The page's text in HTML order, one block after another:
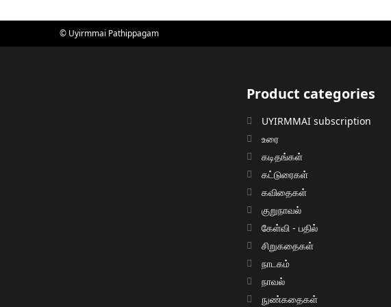
© Uyirmmai Pathippagam
Product categories
UYIRMMAI subscription
உரை
கடிதங்கள்
கட்டுரைகள்
கவிதைகள்
குறுநாவல்
கேள்வி - பதில்
சிறுகதைகள்
நாடகம்
நாவல்
நுண்கதைகள்